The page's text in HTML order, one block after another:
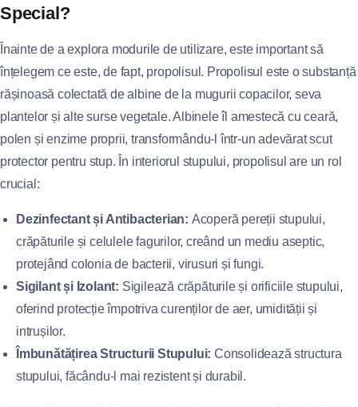
Special?
Înainte de a explora modurile de utilizare, este important să
înțelegem ce este, de fapt, propolisul. Propolisul este o substanță
rășinoasă colectată de albine de la mugurii copacilor, seva
plantelor și alte surse vegetale. Albinele îl amestecă cu ceară,
polen și enzime proprii, transformându-l într-un adevărat scut
protector pentru stup. În interiorul stupului, propolisul are un rol
crucial:
Dezinfectant și Antibacterian: Acoperă pereții stupului,
crăpăturile și celulele fagurilor, creând un mediu aseptic,
protejând colonia de bacterii, virusuri și fungi.
Sigilant și Izolant: Sigilează crăpăturile și orificiile stupului,
oferind protecție împotriva curenților de aer, umidității și
intrușilor.
Îmbunătățirea Structurii Stupului: Consolidează structura
stupului, făcându-l mai rezistent și durabil.